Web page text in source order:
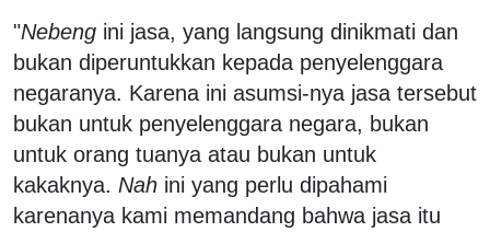
"Nebeng ini jasa, yang langsung dinikmati dan
bukan diperuntukkan kepada penyelenggara
negaranya. Karena ini asumsi-nya jasa tersebut
bukan untuk penyelenggara negara, bukan
untuk orang tuanya atau bukan untuk
kakaknya. Nah ini yang perlu dipahami
karenanya kami memandang bahwa jasa itu